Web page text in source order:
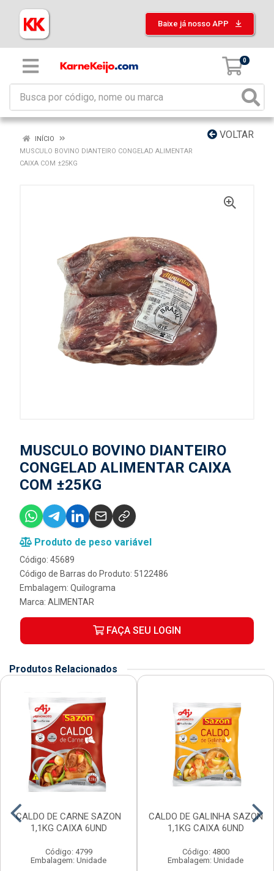
Baixe já nosso APP
0
VOLTAR
INÍCIO
MUSCULO BOVINO DIANTEIRO CONGELAD ALIMENTAR
CAIXA COM ±25KG
MUSCULO BOVINO DIANTEIRO
CONGELAD ALIMENTAR CAIXA
COM ±25KG
Produto de peso variável
Código: 45689
Código de Barras do Produto: 5122486
Embalagem: Quilograma
Marca: ALIMENTAR
FAÇA SEU LOGIN
Produtos Relacionados
CALDO DE CARNE SAZON
1,1KG CAIXA 6UND
Código: 4799
Embalagem: Unidade
CALDO DE GALINHA SAZON
1,1KG CAIXA 6UND
Código: 4800
Embalagem: Unidade